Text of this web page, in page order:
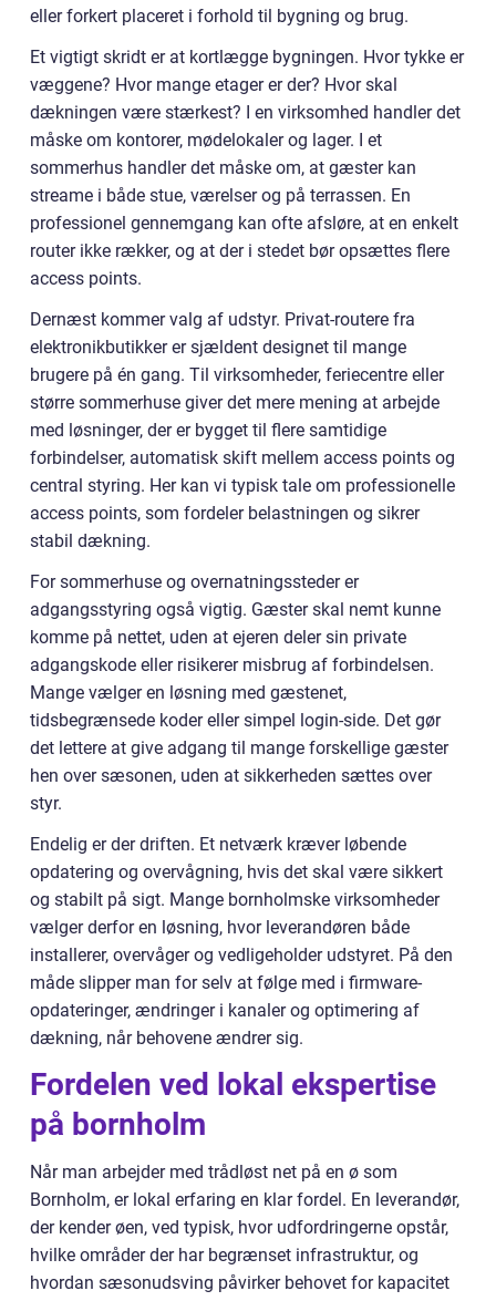
eller forkert placeret i forhold til bygning og brug.
Et vigtigt skridt er at kortlægge bygningen. Hvor tykke er
væggene? Hvor mange etager er der? Hvor skal
dækningen være stærkest? I en virksomhed handler det
måske om kontorer, mødelokaler og lager. I et
sommerhus handler det måske om, at gæster kan
streame i både stue, værelser og på terrassen. En
professionel gennemgang kan ofte afsløre, at en enkelt
router ikke rækker, og at der i stedet bør opsættes flere
access points.
Dernæst kommer valg af udstyr. Privat-routere fra
elektronikbutikker er sjældent designet til mange
brugere på én gang. Til virksomheder, feriecentre eller
større sommerhuse giver det mere mening at arbejde
med løsninger, der er bygget til flere samtidige
forbindelser, automatisk skift mellem access points og
central styring. Her kan vi typisk tale om professionelle
access points, som fordeler belastningen og sikrer
stabil dækning.
For sommerhuse og overnatningssteder er
adgangsstyring også vigtig. Gæster skal nemt kunne
komme på nettet, uden at ejeren deler sin private
adgangskode eller risikerer misbrug af forbindelsen.
Mange vælger en løsning med gæstenet,
tidsbegrænsede koder eller simpel login-side. Det gør
det lettere at give adgang til mange forskellige gæster
hen over sæsonen, uden at sikkerheden sættes over
styr.
Endelig er der driften. Et netværk kræver løbende
opdatering og overvågning, hvis det skal være sikkert
og stabilt på sigt. Mange bornholmske virksomheder
vælger derfor en løsning, hvor leverandøren både
installerer, overvåger og vedligeholder udstyret. På den
måde slipper man for selv at følge med i firmware-
opdateringer, ændringer i kanaler og optimering af
dækning, når behovene ændrer sig.
Fordelen ved lokal ekspertise
på bornholm
Når man arbejder med trådløst net på en ø som
Bornholm, er lokal erfaring en klar fordel. En leverandør,
der kender øen, ved typisk, hvor udfordringerne opstår,
hvilke områder der har begrænset infrastruktur, og
hvordan sæsonudsving påvirker behovet for kapacitet